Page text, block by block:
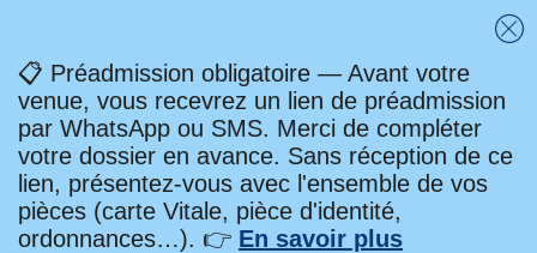
📋 Préadmission obligatoire — Avant votre
venue, vous recevrez un lien de préadmission
par WhatsApp ou SMS. Merci de compléter
votre dossier en avance. Sans réception de ce
lien, présentez-vous avec l'ensemble de vos
pièces (carte Vitale, pièce d'identité,
ordonnances…). 👉 En savoir plus